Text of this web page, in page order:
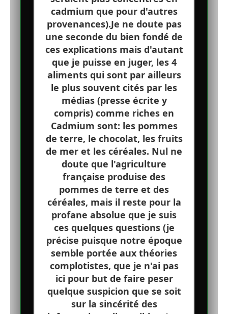
cadmium que pour d'autres
provenances).Je ne doute pas
une seconde du bien fondé de
ces explications mais d'autant
que je puisse en juger, les 4
aliments qui sont par ailleurs
le plus souvent cités par les
médias (presse écrite y
compris) comme riches en
Cadmium sont: les pommes
de terre, le chocolat, les fruits
de mer et les céréales. Nul ne
doute que l'agriculture
française produise des
pommes de terre et des
céréales, mais il reste pour la
profane absolue que je suis
ces quelques questions (je
précise puisque notre époque
semble portée aux théories
complotistes, que je n'ai pas
ici pour but de faire peser
quelque suspicion que se soit
sur la sincérité des